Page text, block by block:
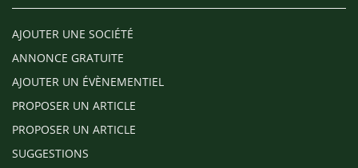
AJOUTER UNE SOCIÉTÉ
ANNONCE GRATUITE
AJOUTER UN ÉVÈNEMENTIEL
PROPOSER UN ARTICLE
PROPOSER UN ARTICLE
SUGGESTIONS